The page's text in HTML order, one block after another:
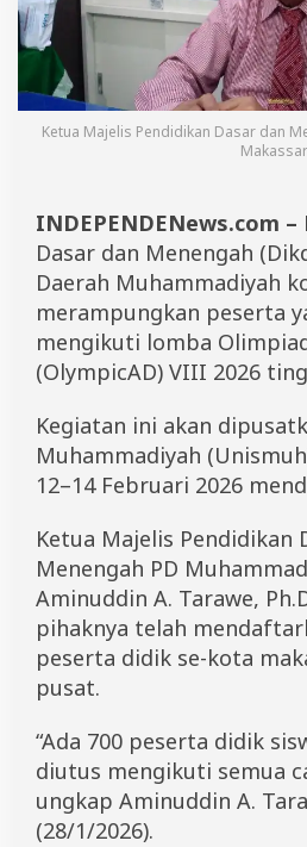
d
i
O
l
y
m
p
D
2
0
2
6
,
M
a
a
s
s
a
i
r
m
7
0
g
o
a
n
Ketua Majelis Pendidikan Dasar dan
INDEPENDENews.com –
Dasar dan Menengah
Daerah Muhammadiyah
merampungkan peserta
mengikuti lomba
(OlympicAD) VIII 2026
Kegiatan ini akan
Muhammadiyah
12–14 Februari 2026
Ketua Majelis Pendidikan
Menengah PD
Aminuddin A. Tarawe,
pihaknya telah
peserta didik se-kota
pusat.
“Ada 700 peserta didik
diutus mengikuti semua
ungkap Aminuddin A.
(28/1/2026).